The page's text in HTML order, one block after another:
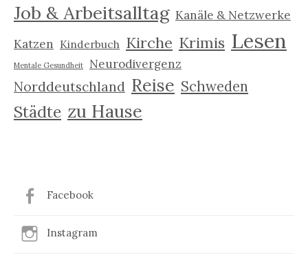
Job & Arbeitsalltag Kanäle & Netzwerke
Katzen Kinderbuch Kirche Krimis Lesen
Mentale Gesundheit Neurodivergenz
Norddeutschland Reise Schweden
Städte zu Hause
Facebook
Instagram